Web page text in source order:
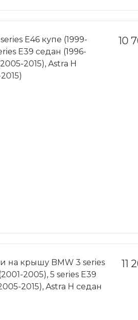
10
Е46 купе (1999-
Е39 седан (1996-
2015), Astra Н
11
на крышу BMW 3 series
2005), 5 series Е39
2015), Astra Н седан